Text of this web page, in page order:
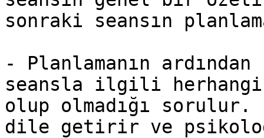
sonraki seansın
- Planlamanın ardından
seansla ilgili
olup olmadığı sorulur.
dile getirir ve psikolog